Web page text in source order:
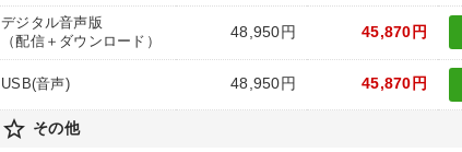
デジタル音声版
（配信＋ダウンロード）
48,950円 45,870円
USB(音声) 48,950円 45,870円
star_border その他